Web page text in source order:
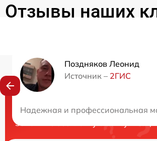
Отзывы наших
Поздняков Леонид
Источник – 2ГИС
Надежная и профессиональная
Нужна
Закажите бесплатную консультацию